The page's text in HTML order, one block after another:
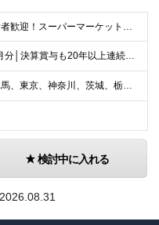
【生鮮・調理経験者歓迎！スーパーマーケット経験者は特に歓迎します◎】 ◆高卒以上 ◆いずれかのご経験をお持ちの方 ・スーパーの生鮮売場（鮮魚・精肉・青果）での勤務経験がある方 ・鮮魚専門店や精肉専門店
【賞与平均4.4ケ月分│決算賞与も20年以上連続で支給中！】 ◆月給：258,400円～418,000円＋残業代＋各種手当 ※給与は前職での経験、スキルを考慮し、決定します ※残業代は全額支給します
【埼玉、千葉、群馬、東京、神奈川、茨城、栃木の各店舗で積極採用中！U・Iターン歓迎】 【群馬県】 安中/伊勢崎/太田/桐生/高崎/館林/富岡/ 中之条/藤岡/前橋 【茨城県】 古河/取手/竜ヶ崎
検討中に入れる
2026.08.31